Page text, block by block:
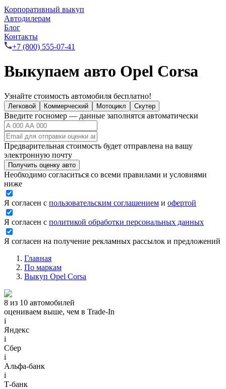
Корпоративный выкуп
Автодилерам
Блог
Контакты
+7 (800) 555-07-41
Выкупаем авто Opel Corsa
Узнайте стоимость автомобиля бесплатно!
Легковой Коммерческий Мотоцикл Скутер
Введите госномер — данные заполнятся автоматически
Предварительная стоимость будет отправлена на вашу
электронную почту
Получить оценку авто
Необходимо согласиться со всеми правилами и условиями
ниже
Я согласен с пользовательским соглашением и офертой
Я согласен с политикой обработки персональных данных
Я согласен на получение рекламных рассылок и предложений
Главная
По маркам
Выкуп Opel Corsa
8 из 10 автомобилей
оцениваем выше, чем в Trade‑In
i
Яндекс
i
Сбер
i
Альфа-банк
i
Т-банк